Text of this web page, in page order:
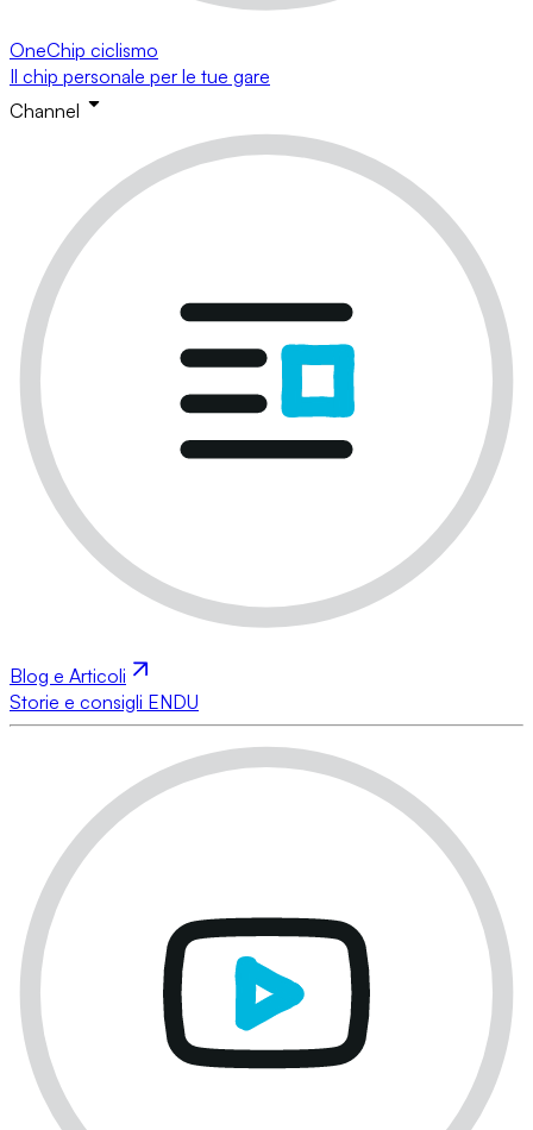
OneChip ciclismo
Il chip personale per le tue gare
Channel
Blog e Articoli
Storie e consigli ENDU